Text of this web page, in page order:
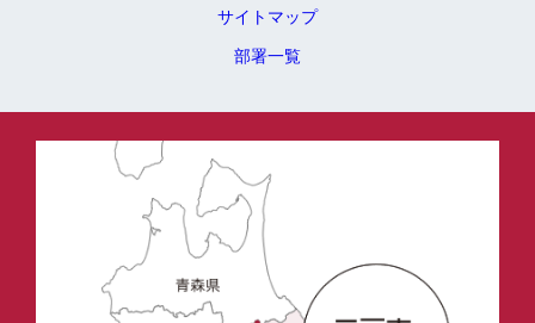
サイトマップ
部署一覧